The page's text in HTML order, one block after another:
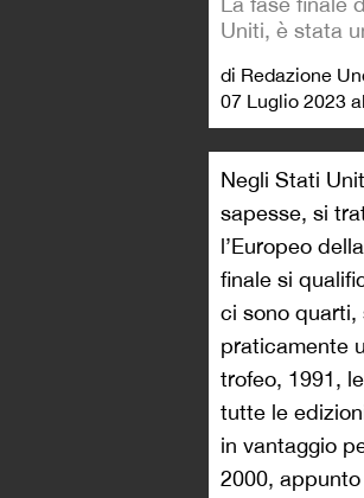
Uniti, è stata
di Redazione
07 Luglio 2023
Negli Stati
sapesse, si
l’Europeo
finale si
ci sono quarti,
praticamente
trofeo, 1991,
tutte le
in vantaggio
2000,